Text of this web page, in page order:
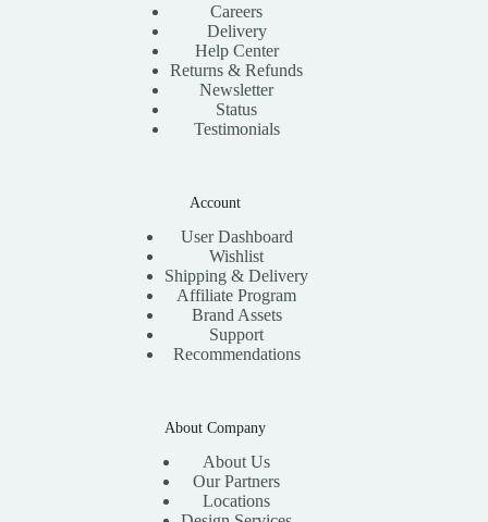
Careers
Delivery
Help Center
Returns & Refunds
Newsletter
Status
Testimonials
Account
User Dashboard
Wishlist
Shipping & Delivery
Affiliate Program
Brand Assets
Support
Recommendations
About Company
About Us
Our Partners
Locations